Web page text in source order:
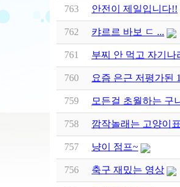
763 안전이 제일입니다!!
762 캬르르 바보 ㄷ ...
761 부찌 안 먹고 자기
760 요즘 은근 저평가된
759 모든걸 초월하는 구
758 깜작놀래는 고양이
757 냥이 점프~
756 축구 재밌는 영상